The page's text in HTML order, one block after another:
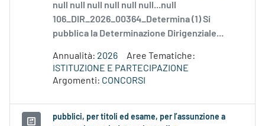
null null null null null null...null
106_DIR_2026_00364_Determina (1) Si
pubblica la Determinazione Dirigenziale...
Annualità: 2026
Aree Tematiche:
ISTITUZIONE E PARTECIPAZIONE
Argomenti: CONCORSI
pubblici, per titoli ed esame, per l’assunzione a